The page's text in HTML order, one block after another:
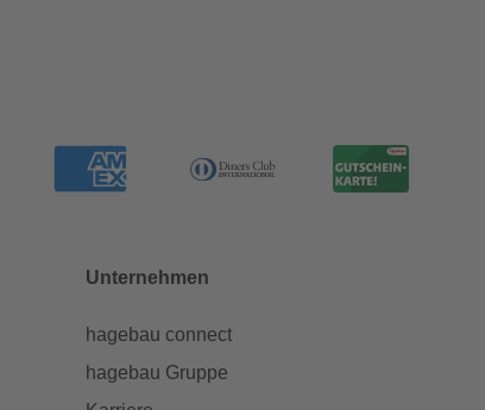
Unternehmen
hagebau connect
hagebau Gruppe